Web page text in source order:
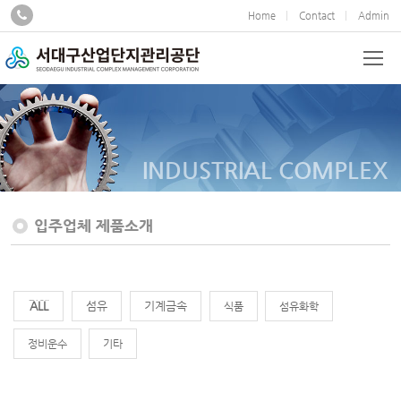
Home Contact Admin
INDUSTRIAL COMPLEX
입주업체 제품소개
전체 섬유 기계금속 식품 섬유화학
정비운수 기타